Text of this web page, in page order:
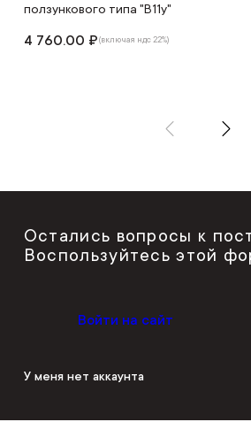
ползункового типа "В11у"
4 760.00 ₽(включая ндс 22%)
Остались вопросы к
Воспользуйтесь этой
Войти на сайт
У меня нет аккаунта